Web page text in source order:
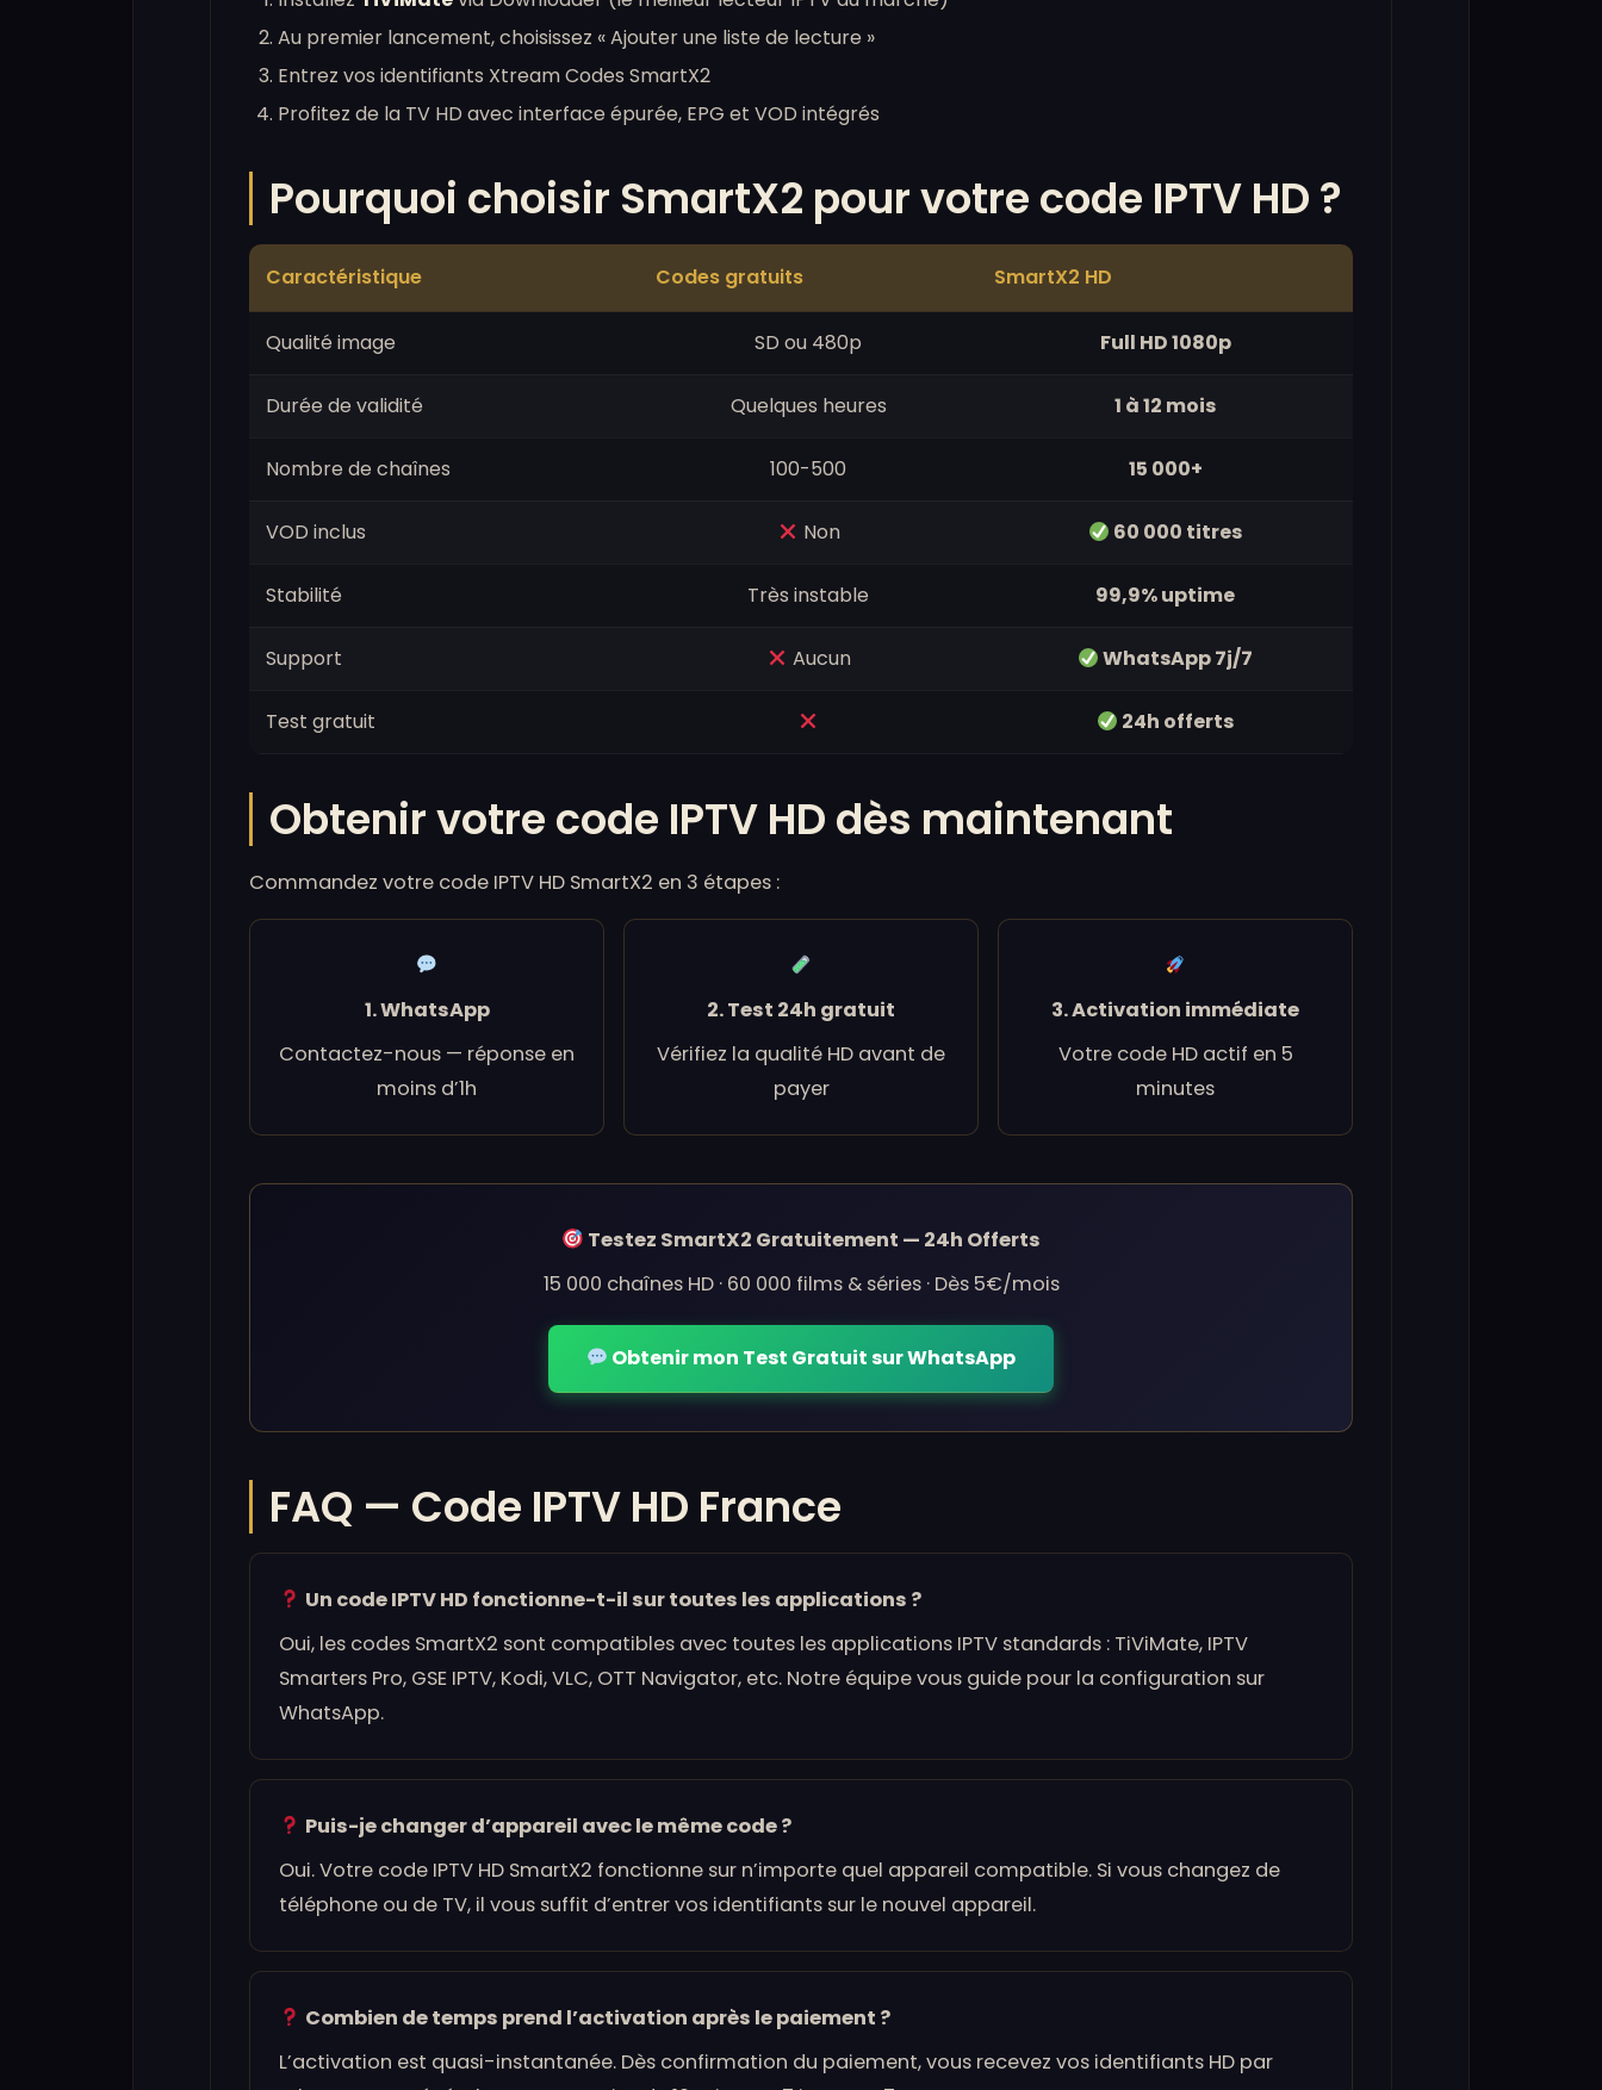
Au premier lancement, choisissez « Ajouter une liste de lecture »
Entrez vos identifiants Xtream Codes SmartX2
Profitez de la TV HD avec interface épurée, EPG et VOD intégrés
Pourquoi choisir SmartX2 pour votre code IPTV HD ?
Caractéristique Codes gratuits SmartX2 HD
Qualité image SD ou 480p Full HD 1080p
Durée de validité Quelques heures 1 à 12 mois
Nombre de chaînes 100-500 15 000+
VOD inclus Non 60 000 titres
Stabilité Très instable 99,9% uptime
Support Aucun WhatsApp 7j/7
Test gratuit 24h offerts
Obtenir votre code IPTV HD dès maintenant
Commandez votre code IPTV HD SmartX2 en 3 étapes :
1. WhatsApp
Contactez-nous — réponse en
moins d’1h
2. Test 24h gratuit
Vérifiez la qualité HD avant de
payer
3. Activation immédiate
Votre code HD actif en 5
minutes
Testez SmartX2 Gratuitement — 24h Offerts
15 000 chaînes HD · 60 000 films & séries · Dès 5€/mois
Obtenir mon Test Gratuit sur WhatsApp
FAQ — Code IPTV HD France
Un code IPTV HD fonctionne-t-il sur toutes les applications ?
Oui, les codes SmartX2 sont compatibles avec toutes les applications IPTV standards : TiViMate, IPTV
Smarters Pro, GSE IPTV, Kodi, VLC, OTT Navigator, etc. Notre équipe vous guide pour la configuration sur
WhatsApp.
Puis-je changer d’appareil avec le même code ?
Oui. Votre code IPTV HD SmartX2 fonctionne sur n’importe quel appareil compatible. Si vous changez de
téléphone ou de TV, il vous suffit d’entrer vos identifiants sur le nouvel appareil.
Combien de temps prend l’activation après le paiement ?
L’activation est quasi-instantanée. Dès confirmation du paiement, vous recevez vos identifiants HD par